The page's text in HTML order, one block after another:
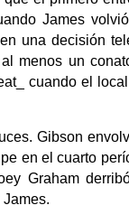
James
una decisión
menos un
cuando el
Gibson
en el cuarto
Graham